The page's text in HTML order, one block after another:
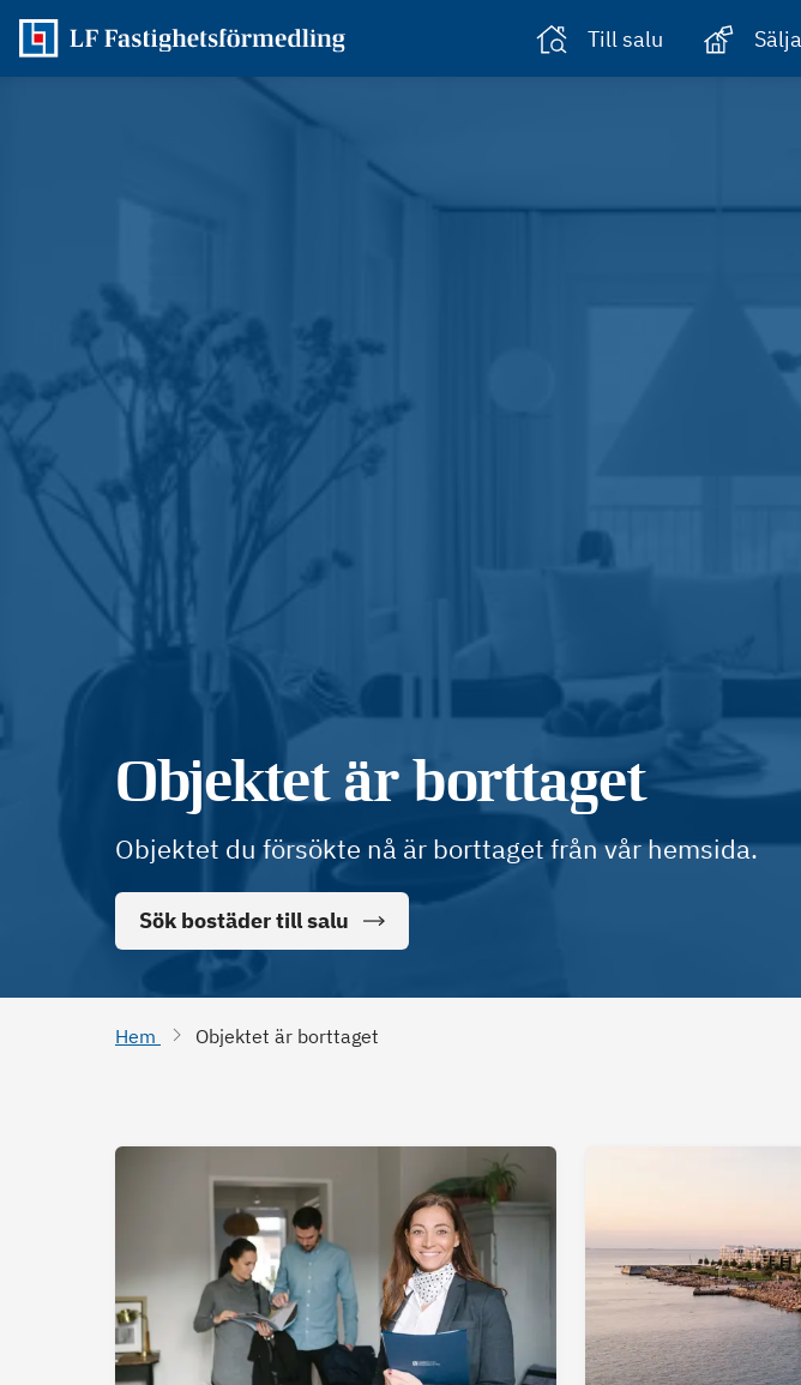
Till salu Sälja
Objektet är borttaget
Objektet du försökte nå är borttaget från vår hemsida.
Sök bostäder till salu
Hem Objektet är borttaget